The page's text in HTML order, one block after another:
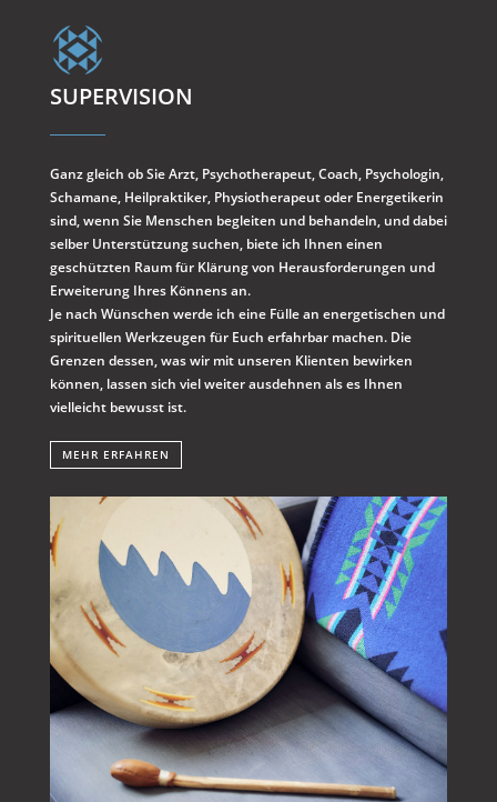
SUPERVISION
Ganz gleich ob SieArzt, Psychotherapeut, Coach, Psychologin,
Schamane, Heilpraktiker, Physiotherapeut oder Energetikerin
sind, wenn Sie Menschen begleiten und behandeln, und dabei
selber Unterstützung suchen, biete ich Ihnen einen
geschützten Raum für Klärung von Herausforderungen und
Erweiterung Ihres Könnens an.
Je nach Wünschen werde ich eine Fülle an energetischen und
spirituellen Werkzeugen für Euch erfahrbar machen. Die
Grenzen dessen, was wir mit unseren Klienten bewirken
können, lassen sich viel weiter ausdehnen als es Ihnen
vielleicht bewusst ist.
MEHR ERFAHREN